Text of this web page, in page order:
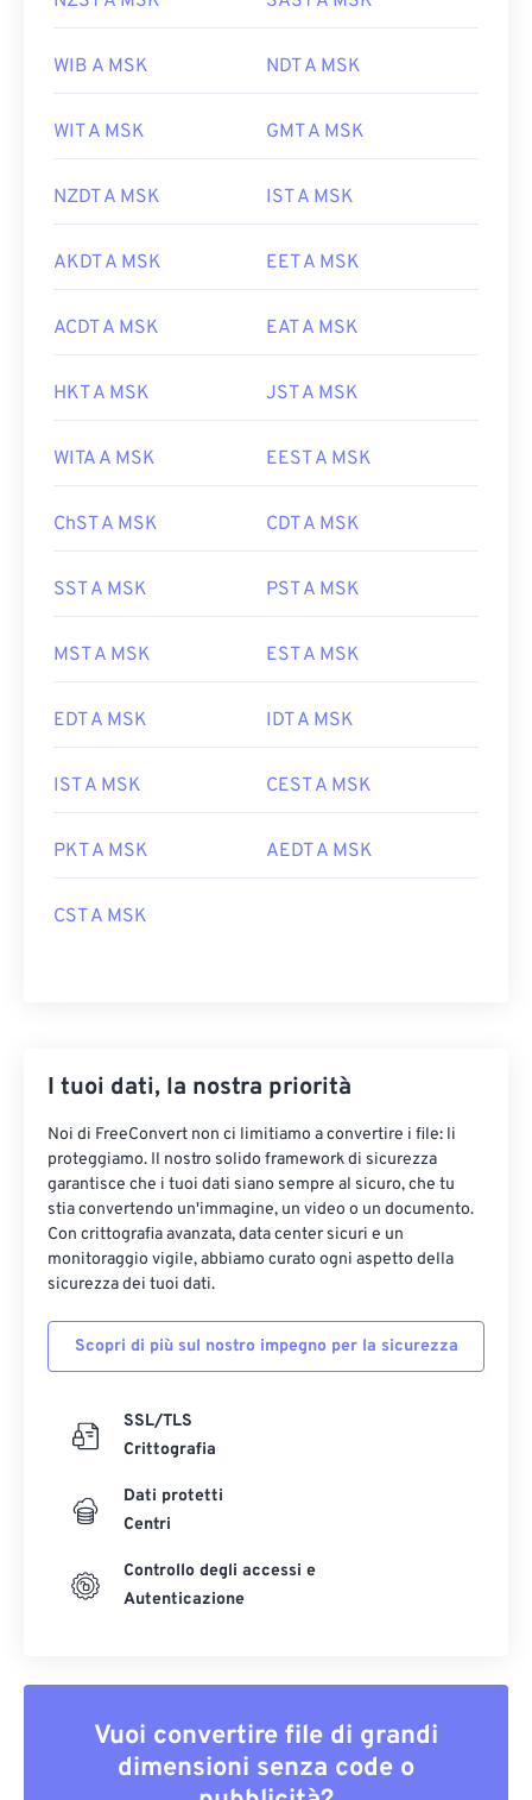
WIB A MSK NDT A MSK
WIT A MSK GMT A MSK
NZDT A MSK IST A MSK
AKDT A MSK EET A MSK
ACDT A MSK EAT A MSK
HKT A MSK JST A MSK
WITA A MSK EEST A MSK
ChST A MSK CDT A MSK
SST A MSK PST A MSK
MST A MSK EST A MSK
EDT A MSK IDT A MSK
IST A MSK CEST A MSK
PKT A MSK AEDT A MSK
CST A MSK
I tuoi dati, la nostra priorità
Noi di FreeConvert non ci limitiamo a convertire i file: li
proteggiamo. Il nostro solido framework di sicurezza
garantisce che i tuoi dati siano sempre al sicuro, che tu
stia convertendo un'immagine, un video o un documento.
Con crittografia avanzata, data center sicuri e un
monitoraggio vigile, abbiamo curato ogni aspetto della
sicurezza dei tuoi dati.
Scopri di più sul nostro impegno per la sicurezza
SSL/TLS
Crittografia
Dati protetti
Centri
Controllo degli accessi e
Autenticazione
Vuoi convertire file di grandi
dimensioni senza code o